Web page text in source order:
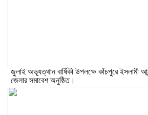
জুলাই অভ্যূত্থান বার্ষিকী উপলক্ষে কাঁচপুরে ইসলামী
জেলার সমাবেশ অনুষ্ঠিত।